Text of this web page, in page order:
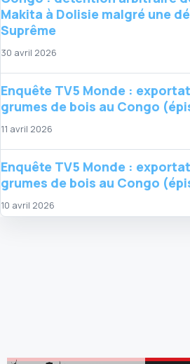
Makita à Dolisie malgré une
Suprême
30 avril 2026
Enquête TV5 Monde :
grumes de bois au Congo
11 avril 2026
Enquête TV5 Monde :
grumes de bois au Congo
10 avril 2026